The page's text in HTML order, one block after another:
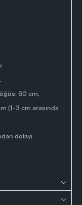
60 cm,
(1-3 cm arasında
dolayı